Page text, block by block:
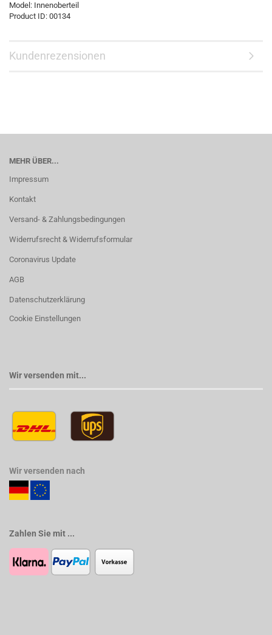
Model: Innenoberteil
Product ID: 00134
Kundenrezensionen
MEHR ÜBER...
Impressum
Kontakt
Versand- & Zahlungsbedingungen
Widerrufsrecht & Widerrufsformular
Coronavirus Update
AGB
Datenschutzerklärung
Cookie Einstellungen
Wir versenden mit...
Wir versenden nach
Zahlen Sie mit ...